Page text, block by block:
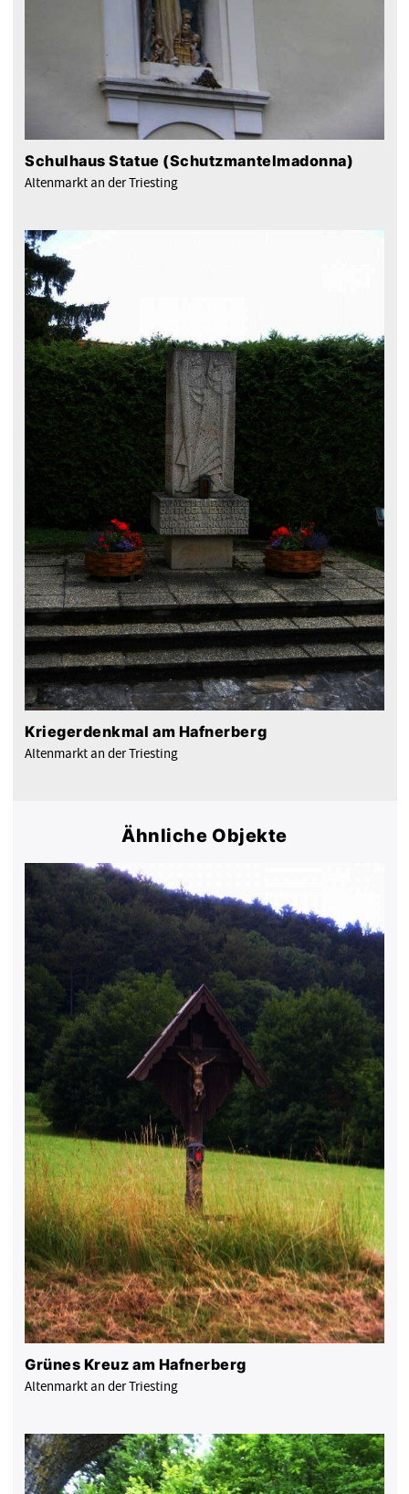
Schulhaus Statue (Schutzmantelmadonna)
Altenmarkt an der Triesting
Kriegerdenkmal am Hafnerberg
Altenmarkt an der Triesting
Ähnliche Objekte
Grünes Kreuz am Hafnerberg
Altenmarkt an der Triesting